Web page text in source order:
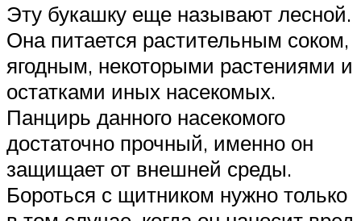
Эту букашку еще называют лесной.
Она питается растительным соком,
ягодным, некоторыми растениями и
остатками иных насекомых.
Панцирь данного насекомого
достаточно прочный, именно он
защищает от внешней среды.
Бороться с щитником нужно только